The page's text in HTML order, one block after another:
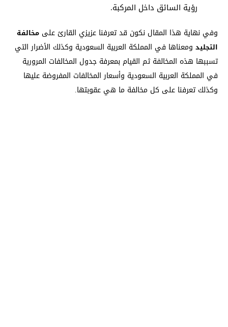
رؤية السائق داخل المركبة.
وفي نهاية هذا المقال نكون قد تعرفنا عزيزي القارئ على مخالفة
التجليد ومعناها في المملكة العربية السعودية وكذلك الأضرار التي
تسببها هذه المخالفة ثم القيام بمعرفة جدول المخالفات المرورية
في المملكة العربية السعودية وأسعار المخالفات المفروضة عليها
وكذلك تعرفنا على كل مخالفة ما هي عقوبتها.